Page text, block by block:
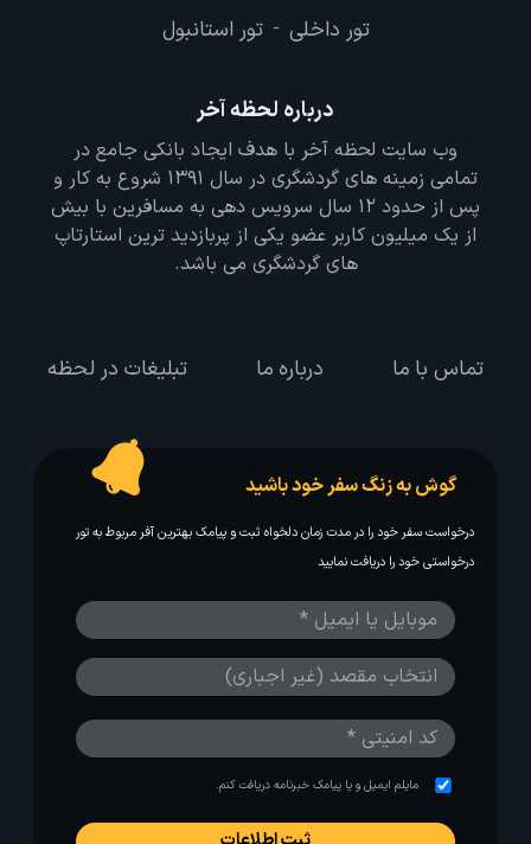
تور داخلی - تور استانبول
درباره لحظه آخر
وب سایت لحظه آخر با هدف ایجاد بانکی جامع در
تمامی زمینه های گردشگری در سال 1391 شروع به کار و
پس از حدود 12 سال سرویس دهی به مسافرین با بیش
از یک میلیون کاربر عضو یکی از پربازدید ترین استارتاپ
های گردشگری می باشد.
تماس با ما درباره ما تبلیغات در لحظه
گوش به زنگ سفر خود باشید
درخواست سفر خود را در مدت زمان دلخواه ثبت و پیامک بهترین آفر مربوط به تور
درخواستی خود را دریافت نمایید
مایلم ایمیل و یا پیامک خبرنامه دریافت کنم.